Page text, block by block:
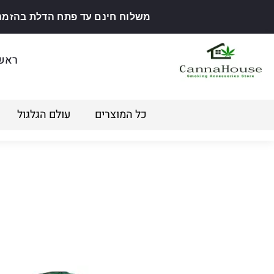
משלוח חינם עד פתח הדלת בהזמנה
כל המוצרים עולם הגלגול